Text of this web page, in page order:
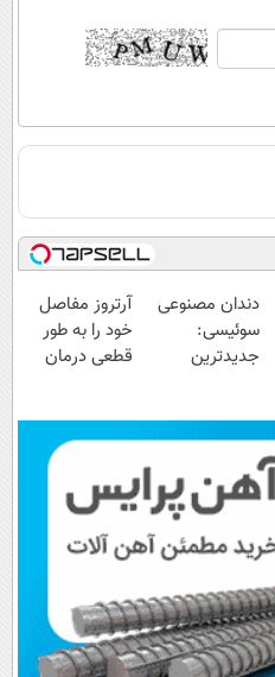
دندان مصنوعی
سوئیسی:
جدیدترین
پرداخت قسطی
آرتروز مفاصل
خود را به طور
قطعی درمان